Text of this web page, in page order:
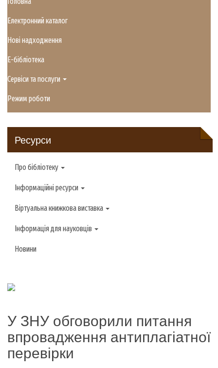
Електронний каталог
Нові надходження
E-бібліотека
Сервіси та послуги
Режим роботи
Ресурси
Про бібліотеку
Інформаційні ресурси
Віртуальна книжкова виставка
Інформація для науковців
Новини
У ЗНУ обговорили питання
впровадження антиплагіатної
перевірки